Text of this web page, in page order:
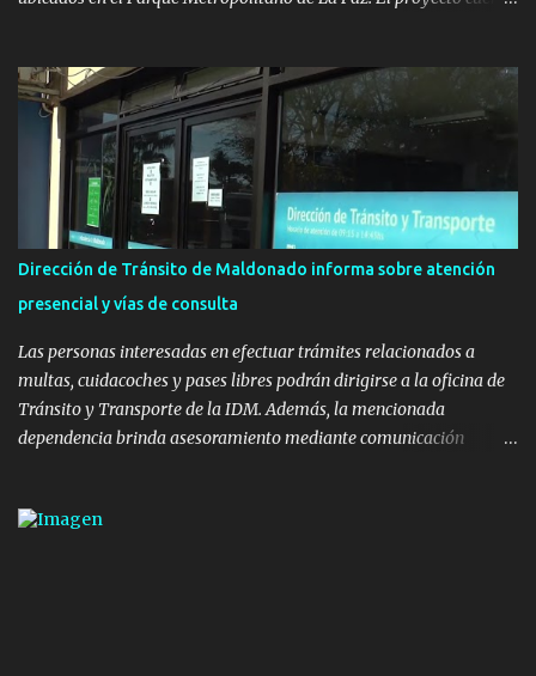
Pública de OPP, así como aportes del Gobierno de Canelones y del
Ministerio de Transporte y Obras Públicas. La nueva
infraestructura deportiva consiste en una plataforma de 35 m por
20 m con banco de hormigón sobre sus laterales. Su destino será
polifuncional, permitiendo la práctica de patín, hockey, gimnasia y
la realización de eventos culturales. Próximo a la pista, se
instalaron juegos infantiles y equipamiento urbano (bancos de
nuevos pavimentos e iluminación. La totalidad de estas obras
implicaron una inversión estimada ...
Dirección de Tránsito de Maldonado informa sobre atención
presencial y vías de consulta
Las personas interesadas en efectuar trámites relacionados a
multas, cuidacoches y pases libres podrán dirigirse a la oficina de
Tránsito y Transporte de la IDM. Además, la mencionada
dependencia brinda asesoramiento mediante comunicación
presencial comprende los siguientes trámites: Multas: devolución